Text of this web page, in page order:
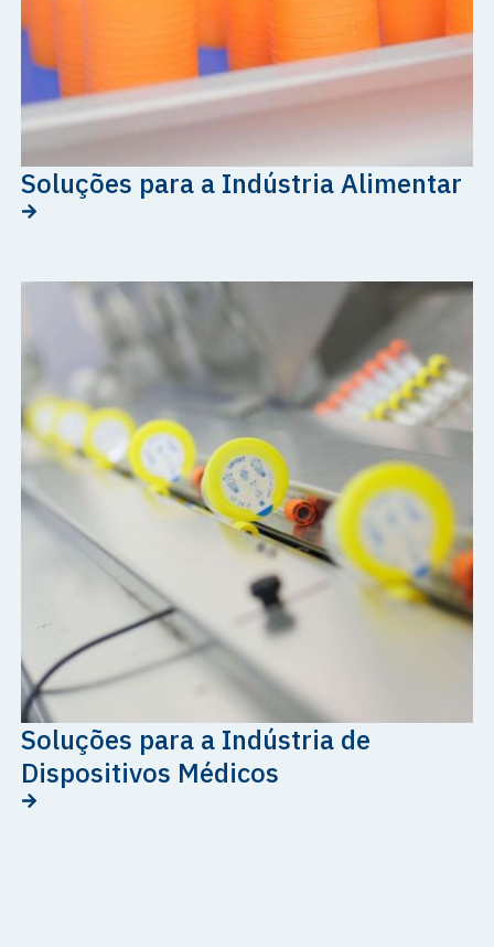
Soluções para a Indústria Alimentar
Soluções para a Indústria de
Dispositivos Médicos